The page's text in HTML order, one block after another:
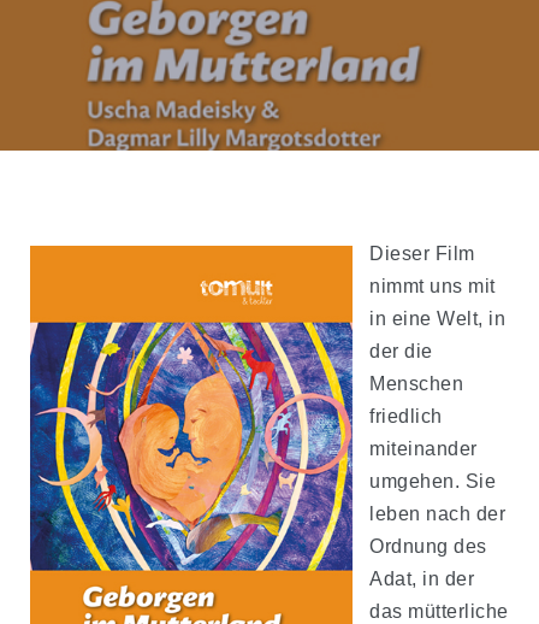
Dieser Film
nimmt uns mit
in eine Welt, in
der die
Menschen
friedlich
miteinander
umgehen. Sie
leben nach der
Ordnung des
Adat, in der
das mütterliche